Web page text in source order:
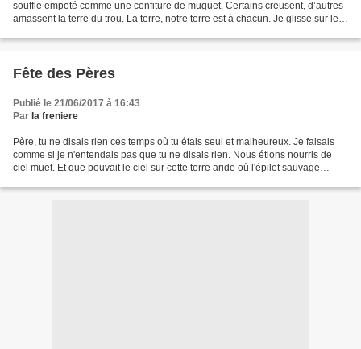
souffle empoté comme une confiture de muguet. Certains creusent, d’autres
amassent la terre du trou. La terre, notre terre est à chacun. Je glisse sur le
Fête des Pères
Publié le 21/06/2017 à 16:43
Par la freniere
Père, tu ne disais rien ces temps où tu étais seul et malheureux. Je faisais
comme si je n'entendais pas que tu ne disais rien. Nous étions nourris de
ciel muet. Et que pouvait le ciel sur cette terre aride où l'épilet sauvage